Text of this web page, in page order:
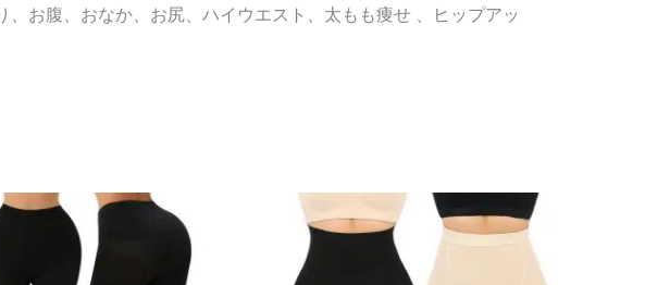
お腹、おなか、お尻、ハイウエスト、太もも痩せ 、ヒップアッ